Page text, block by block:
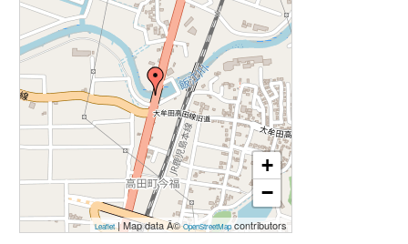
+
−
Leaflet| Map data Â©OpenStreetMapcontributors